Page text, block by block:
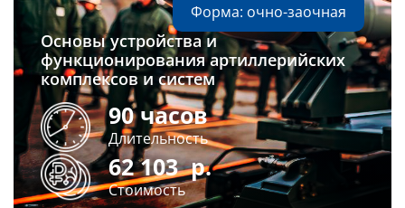
Форма: очно-заочная
Основы устройства и
функционирования артиллерийских
комплексов и систем
90 часов
Длительность
62 103р.
Стоимость